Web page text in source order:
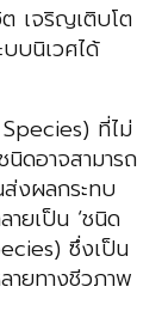
ต เจริญเติบโต
บนิเวศได้
ที่ไม่
ดอาจสามารถ
งผลกระทบ
ยเป็น ‘ชนิด
ซึ่งเป็น
ายทางชีวภาพ